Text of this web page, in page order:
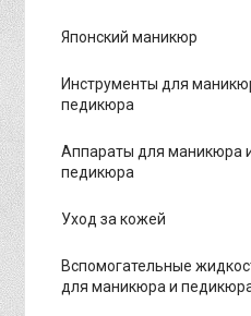
Японский маникюр
Инструменты для
педикюра
Аппараты для маникюра
педикюра
Уход за кожей
Вспомогательные
для маникюра и